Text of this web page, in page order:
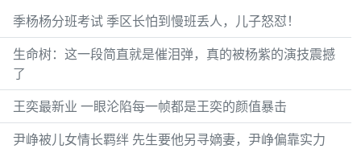
季杨杨分班考试 季区长怕到慢班丢人，儿子怒怼！
生命树：这一段简直就是催泪弹，真的被杨紫的演技震撼
了
王奕最新业 一眼沦陷每一帧都是王奕的颜值暴击
尹峥被儿女情长羁绊 先生要他另寻嫡妻，尹峥偏靠实力